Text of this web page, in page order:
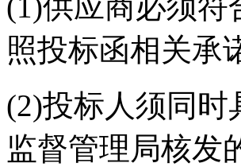
(1)供应商必须
照投标函相关承
(2)投标人须同
监督管理局核发